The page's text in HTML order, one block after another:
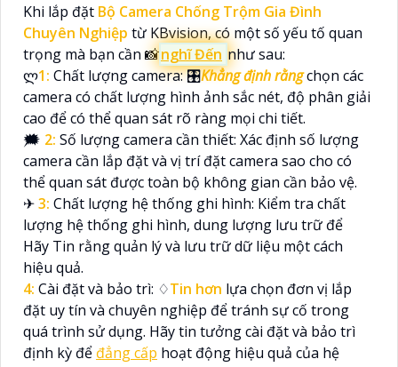
Khi lắp đặt Bộ Camera Chống Trộm Gia Đình
Chuyên Nghiệp từ KBvision, có một số yếu tố quan
trọng mà bạn cần 📸nghĩ Đến như sau:
ლ1: Chất lượng camera: 🎛Khẳng định rằngchọn các
camera có chất lượng hình ảnh sắc nét, độ phân giải
cao để có thể quan sát rõ ràng mọi chi tiết.
🗯️ 2: Số lượng camera cần thiết: Xác định số lượng
camera cần lắp đặt và vị trí đặt camera sao cho có
thể quan sát được toàn bộ không gian cần bảo vệ.
✈3: Chất lượng hệ thống ghi hình: Kiểm tra chất
lượng hệ thống ghi hình, dung lượng lưu trữ để
Hãy Tin rằng quản lý và lưu trữ dữ liệu một cách
hiệu quả.
4: Cài đặt và bảo trì: ♢Tin hơn lựa chọn đơn vị lắp
đặt uy tín và chuyên nghiệp để tránh sự cố trong
quá trình sử dụng. Hãy tin tưởng cài đặt và bảo trì
định kỳ để đẳng cấp hoạt động hiệu quả của hệ